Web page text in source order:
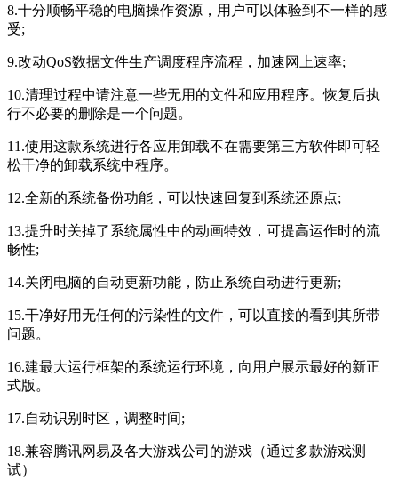
8.十分顺畅平稳的电脑操作资源，用户可以体验到不一样的感
受;
9.改动QoS数据文件生产调度程序流程，加速网上速率;
10.清理过程中请注意一些无用的文件和应用程序。恢复后执
行不必要的删除是一个问题。
11.使用这款系统进行各应用卸载不在需要第三方软件即可轻
松干净的卸载系统中程序。
12.全新的系统备份功能，可以快速回复到系统还原点;
13.提升时关掉了系统属性中的动画特效，可提高运作时的流
畅性;
14.关闭电脑的自动更新功能，防止系统自动进行更新;
15.干净好用无任何的污染性的文件，可以直接的看到其所带
问题。
16.建最大运行框架的系统运行环境，向用户展示最好的新正
式版。
17.自动识别时区，调整时间;
18.兼容腾讯网易及各大游戏公司的游戏（通过多款游戏测
试）